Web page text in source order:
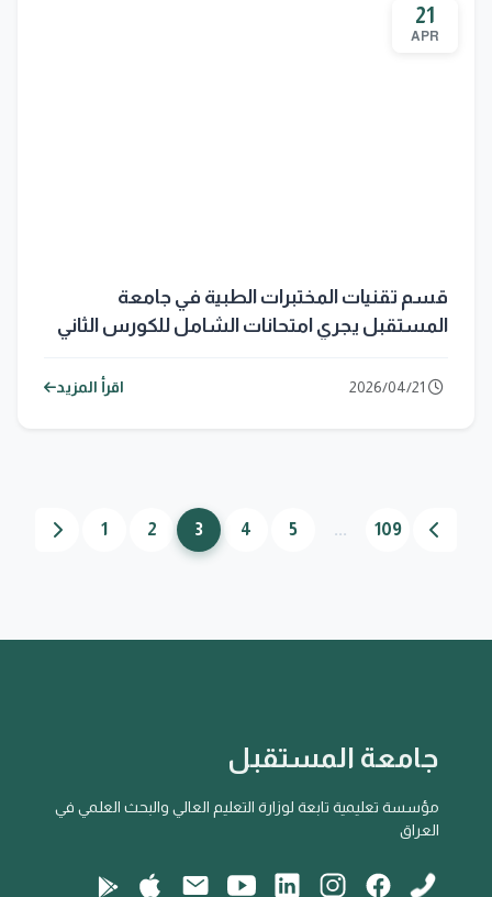
21
APR
قسم تقنيات المختبرات الطبية في جامعة
المستقبل يجري امتحانات الشامل للكورس الثاني
اقرأ المزيد
1 2 3 4 5 ... 109
جامعة المستقبل
مؤسسة تعليمية تابعة لوزارة التعليم العالي والبحث العلمي في
العراق